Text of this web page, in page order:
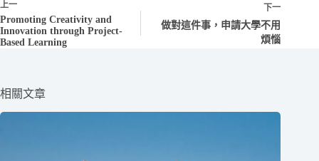
上一
Promoting Creativity and
Innovation through Project-
Based Learning
下一
做對這件事，申請大學不用
煩惱
相關文章